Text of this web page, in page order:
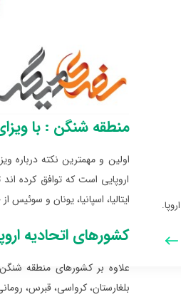
منطقه شنگن : با
اروپایی است که توافق کرده
ایتالیا، اسپانیا، یونان و
کشورهای اتحادیه
علاوه بر کشورهای منطقه
بلغارستان، کرواسی، قبرس،